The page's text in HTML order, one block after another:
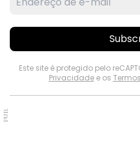
Este site é protegido pelo
Privacidadee os
PUB.